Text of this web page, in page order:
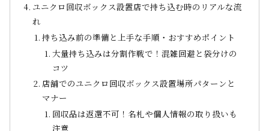
ユニクロ回収ボックス設置店で持ち込む時のリアルな流
れ
持ち込み前の準備と上手な手順・おすすめポイント
大量持ち込みは分割作戦で！混雑回避と袋分けの
コツ
店舗でのユニクロ回収ボックス設置場所パターンと
マナー
回収品は返還不可！名札や個人情報の取り扱いも
注意